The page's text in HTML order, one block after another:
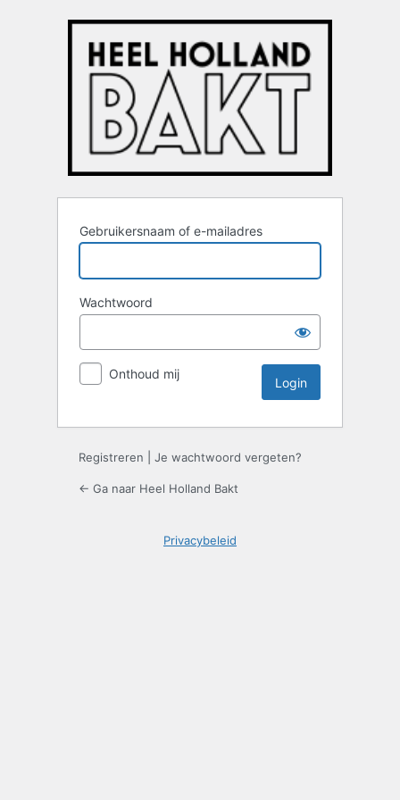
Gebruikersnaam of e-mailadres
Wachtwoord
Onthoud mij
Registreren Je wachtwoord vergeten?
← Ga naar Heel Holland Bakt
Privacybeleid